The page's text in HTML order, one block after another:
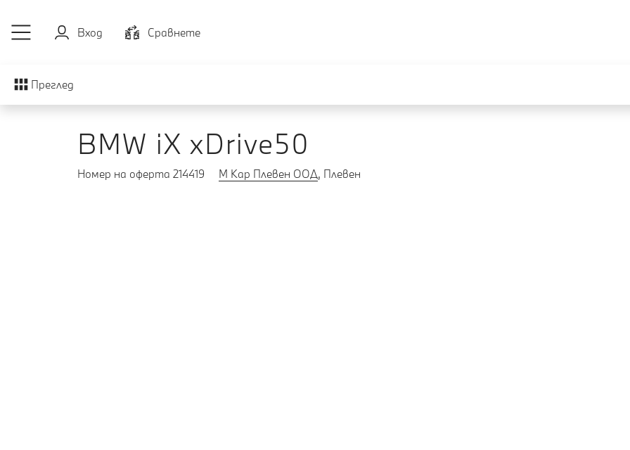
Вход
Cравнете
Преглед
BMW iX xDrive50
Номер на оферта 214419 М Кар Плевен ООД, Плевен